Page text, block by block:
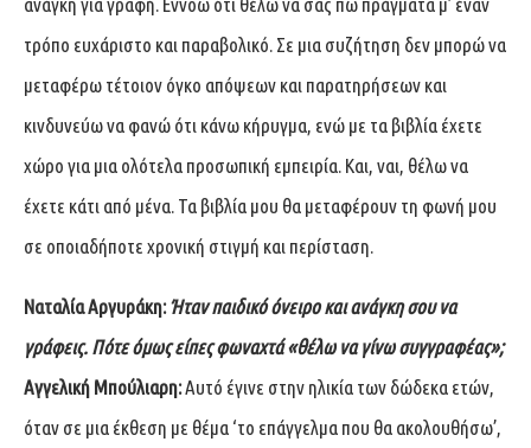
τρόπο ευχάριστο και παραβολικό. Σε μια συζήτηση δεν μπορώ να
μεταφέρω τέτοιον όγκο απόψεων και παρατηρήσεων και
κινδυνεύω να φανώ ότι κάνω κήρυγμα, ενώ με τα βιβλία έχετε
χώρο για μια ολότελα προσωπική εμπειρία. Και, ναι, θέλω να
έχετε κάτι από μένα. Τα βιβλία μου θα μεταφέρουν τη φωνή μου
σε οποιαδήποτε χρονική στιγμή και περίσταση.
Ναταλία Αργυράκη:Ήταν παιδικό όνειρο και ανάγκη σου να
γράφεις. Πότε όμως είπες φωναχτά «θέλω να γίνω συγγραφέας»;
Αγγελική Μπούλιαρη:Αυτό έγινε στην ηλικία των δώδεκα ετών,
όταν σε μια έκθεση με θέμα ‘το επάγγελμα που θα ακολουθήσω’,